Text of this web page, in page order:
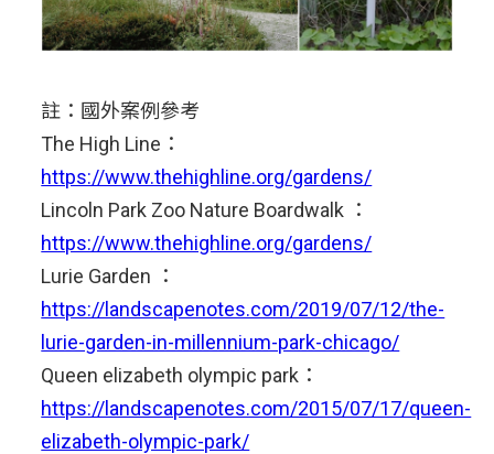
註：國外案例參考
The High Line：
https://www.thehighline.org/gardens/
Lincoln Park Zoo Nature Boardwalk ：
https://www.thehighline.org/gardens/
Lurie Garden ：
https://landscapenotes.com/2019/07/12/the-
lurie-garden-in-millennium-park-chicago/
Queen elizabeth olympic park：
https://landscapenotes.com/2015/07/17/queen-
elizabeth-olympic-park/